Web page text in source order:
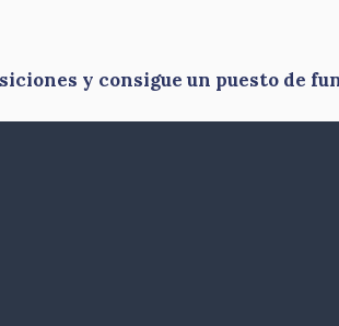
y consigue un puesto de